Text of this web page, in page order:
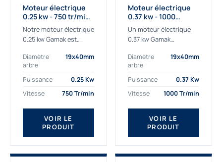
Moteur électrique
0.25 kw - 750 tr/min -
230/400V - IE3
Notre moteur électrique
0.25 kw Gamak est
aux applications
sévères. Nous
déterminons,
fournissons
des moteurs
asynchrones depuis de
nombreuses années....
Diamètre
arbre
19x40mm
Puissance
0.25 Kw
Vitesse
750 Tr/min
VOIR LE
PRODUIT
Moteur électrique
0.37 kw - 1000
Tr/min - 230/400V -
IE2
Un moteur électrique
0.37 kw Gamak
aux applications
industrielles.
Commander un moteur
Gamak c’est choisir un
produit de très haute
qualité....
Diamètre
arbre
19x40mm
Puissance
0.37 Kw
Vitesse
1000 Tr/min
VOIR LE
PRODUIT